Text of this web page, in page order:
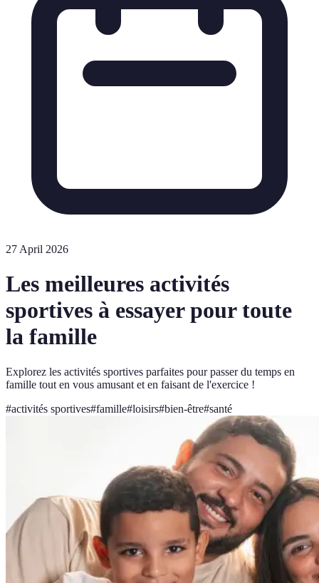
27 April 2026
Les meilleures activités
sportives à essayer pour toute
la famille
Explorez les activités sportives parfaites pour passer du temps en
famille tout en vous amusant et en faisant de l'exercice !
#activités sportives#famille#loisirs#bien-être#santé